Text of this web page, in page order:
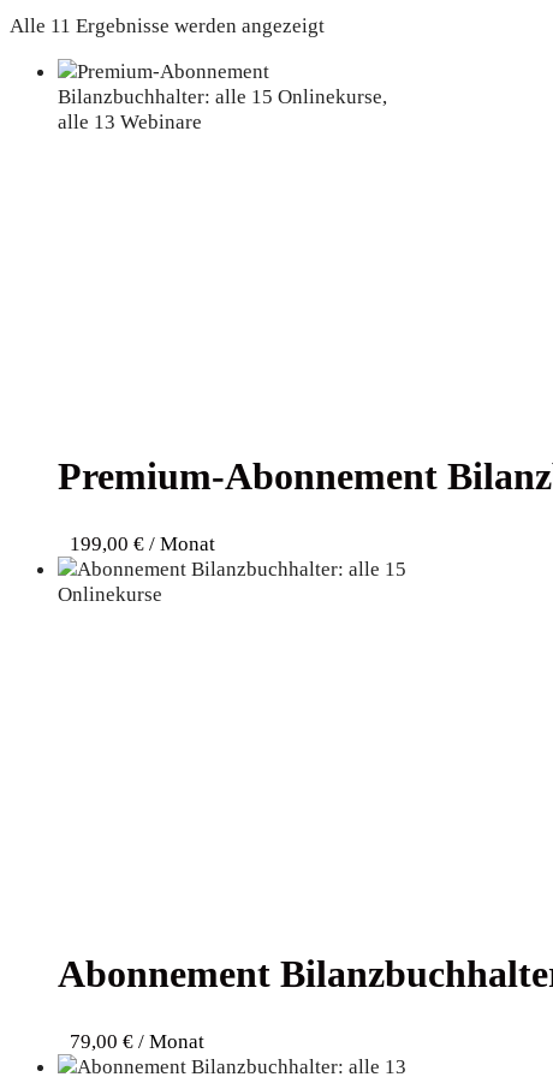
Alle 11 Ergebnisse werden angezeigt
Pre­mi­um-Abon­ne­ment
199,00 € / Monat
Abon­ne­ment
79,00 € / Monat